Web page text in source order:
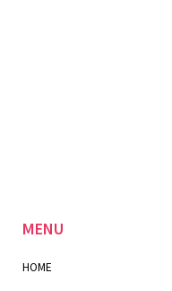
MENU
HOME